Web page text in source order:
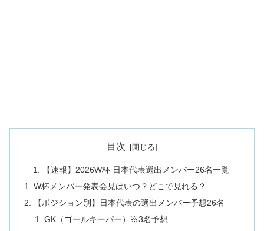
目次
【速報】2026W杯 日本代表選出メンバー26名一覧
W杯メンバー発表会見はいつ？どこで見れる？
【ポジション別】日本代表の選出メンバー予想26名
GK（ゴールキーパー）※3名予想